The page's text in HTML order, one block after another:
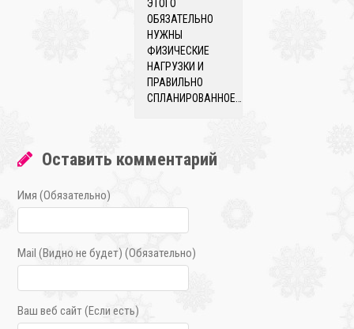
ЭТОГО
ОБЯЗАТЕЛЬНО
НУЖНЫ
ФИЗИЧЕСКИЕ
НАГРУЗКИ И
ПРАВИЛЬНО
СПЛАНИРОВАННОЕ…
Оставить комментарий
Имя (Обязательно)
Mail (Видно не будет) (Обязательно)
Ваш веб сайт (Если есть)